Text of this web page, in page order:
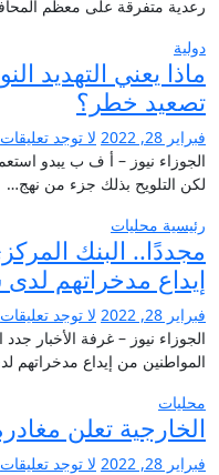
رعدية متفرقة على معظم المحافظات خلال
دولية
ماذا يعني التهديد
تصعيد خطر؟
فبراير 28, 2022
لا توجد تعليقات
الجوزاء نيوز – أ ف ب يبدو استعمال السلاح المدمّر مستبعدا في هذا النزاع،
لكن التلويح بذلك جزء من نهج…
رئيسية محليات
مجددًا.. البنك
إيداع مدخراتهم
فبراير 28, 2022
لا توجد تعليقات
الجوزاء نيوز – غرفة الأخبار جدد البنك المركزي اليمني، الأحد، تحذير
المواطنين من إيداع
محليات
الخارجية تعلن مغادرة 22 يمنيًا من
فبراير 28, 2022
لا توجد تعليقات